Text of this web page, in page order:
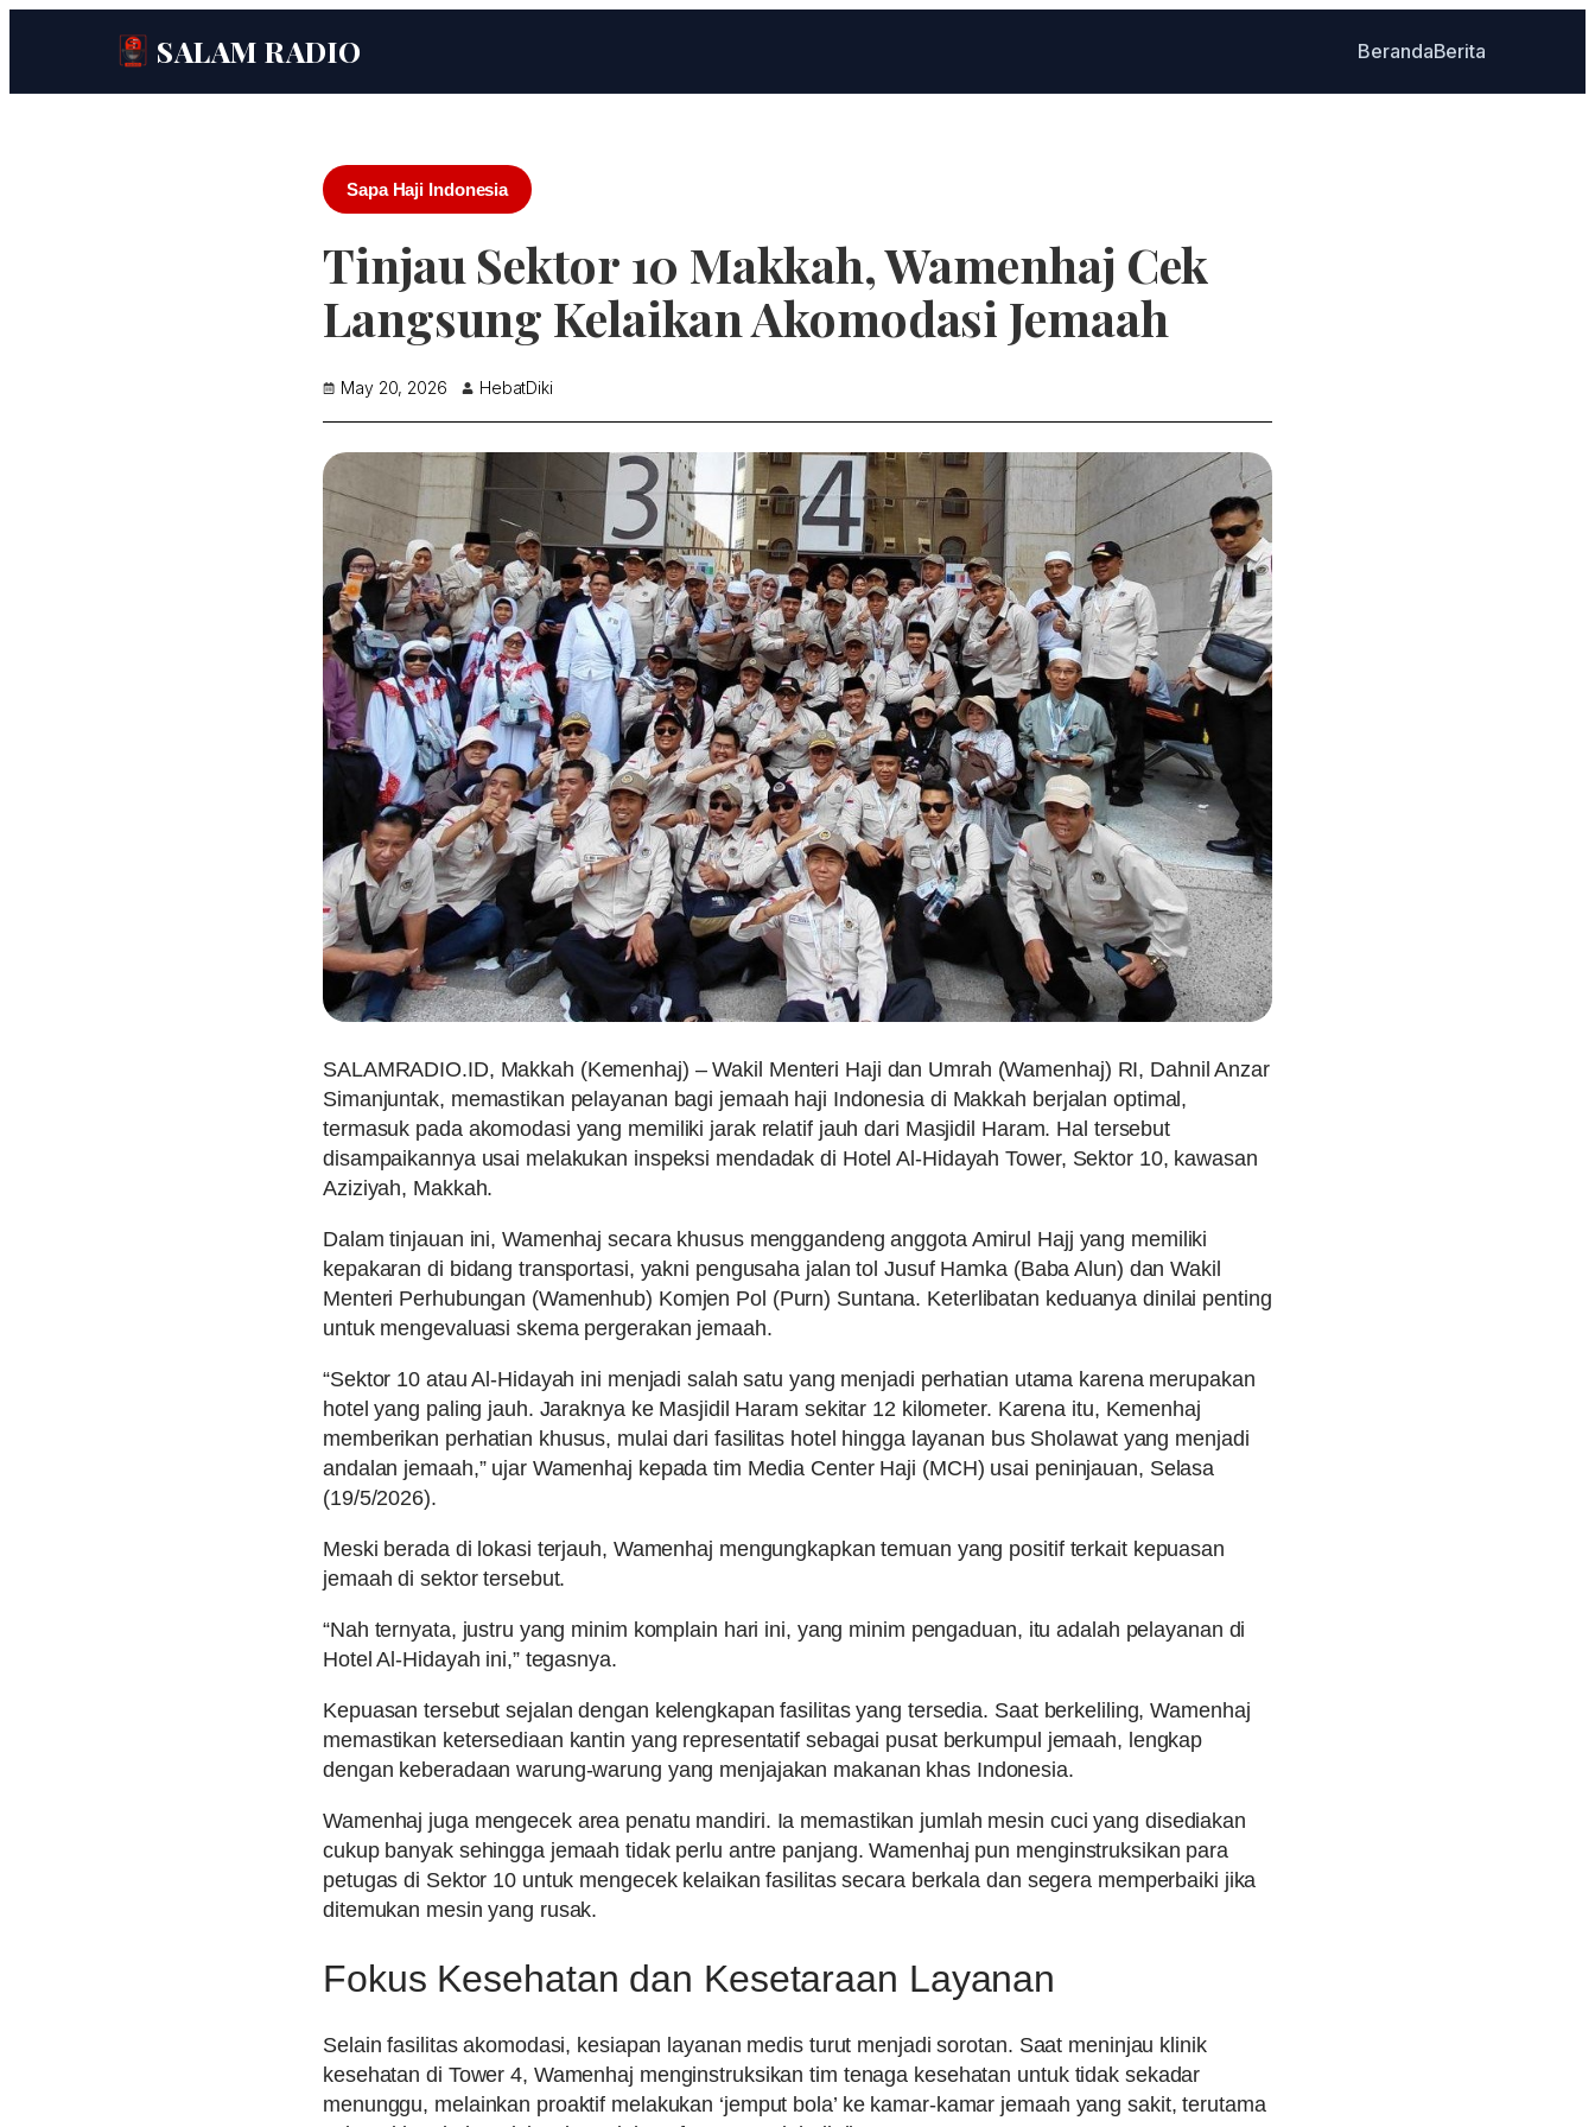
SALAM RADIO BerandaBerita
Sapa Haji Indonesia
Tinjau Sektor 10 Makkah, Wamenhaj Cek
Langsung Kelaikan Akomodasi Jemaah
May 20, 2026 HebatDiki
SALAMRADIO.ID, Makkah (Kemenhaj) – Wakil Menteri Haji dan Umrah (Wamenhaj) RI, Dahnil Anzar
Simanjuntak, memastikan pelayanan bagi jemaah haji Indonesia di Makkah berjalan optimal,
termasuk pada akomodasi yang memiliki jarak relatif jauh dari Masjidil Haram. Hal tersebut
disampaikannya usai melakukan inspeksi mendadak di Hotel Al-Hidayah Tower, Sektor 10, kawasan
Aziziyah, Makkah.
Dalam tinjauan ini, Wamenhaj secara khusus menggandeng anggota Amirul Hajj yang memiliki
kepakaran di bidang transportasi, yakni pengusaha jalan tol Jusuf Hamka (Baba Alun) dan Wakil
Menteri Perhubungan (Wamenhub) Komjen Pol (Purn) Suntana. Keterlibatan keduanya dinilai penting
untuk mengevaluasi skema pergerakan jemaah.
“Sektor 10 atau Al-Hidayah ini menjadi salah satu yang menjadi perhatian utama karena merupakan
hotel yang paling jauh. Jaraknya ke Masjidil Haram sekitar 12 kilometer. Karena itu, Kemenhaj
memberikan perhatian khusus, mulai dari fasilitas hotel hingga layanan bus Sholawat yang menjadi
andalan jemaah,” ujar Wamenhaj kepada tim Media Center Haji (MCH) usai peninjauan, Selasa
(19/5/2026).
Meski berada di lokasi terjauh, Wamenhaj mengungkapkan temuan yang positif terkait kepuasan
jemaah di sektor tersebut.
“Nah ternyata, justru yang minim komplain hari ini, yang minim pengaduan, itu adalah pelayanan di
Hotel Al-Hidayah ini,” tegasnya.
Kepuasan tersebut sejalan dengan kelengkapan fasilitas yang tersedia. Saat berkeliling, Wamenhaj
memastikan ketersediaan kantin yang representatif sebagai pusat berkumpul jemaah, lengkap
dengan keberadaan warung-warung yang menjajakan makanan khas Indonesia.
Wamenhaj juga mengecek area penatu mandiri. Ia memastikan jumlah mesin cuci yang disediakan
cukup banyak sehingga jemaah tidak perlu antre panjang. Wamenhaj pun menginstruksikan para
petugas di Sektor 10 untuk mengecek kelaikan fasilitas secara berkala dan segera memperbaiki jika
ditemukan mesin yang rusak.
Fokus Kesehatan dan Kesetaraan Layanan
Selain fasilitas akomodasi, kesiapan layanan medis turut menjadi sorotan. Saat meninjau klinik
kesehatan di Tower 4, Wamenhaj menginstruksikan tim tenaga kesehatan untuk tidak sekadar
menunggu, melainkan proaktif melakukan ‘jemput bola’ ke kamar-kamar jemaah yang sakit, terutama